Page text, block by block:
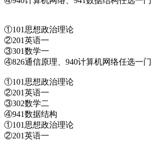
①101思想政治理论
②201英语一
③301数学一
④826通信原理、940计算机网络任选一门
①101思想政治理论
②201英语一
③302数学二
④941数据结构
①101思想政治理论
②201英语一